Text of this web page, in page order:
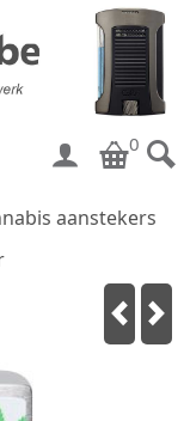
0
aanstekers